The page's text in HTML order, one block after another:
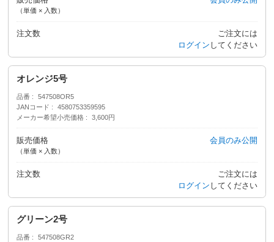
（単価 × 入数）
注文数
ご注文には
ログイン してください
オレンジ5号
品番
547508OR5
JANコード
4580753359595
メーカー希望小売価格
3,600円
販売価格
（単価 × 入数）
会員のみ公開
注文数
ご注文には
ログイン してください
グリーン2号
品番
547508GR2